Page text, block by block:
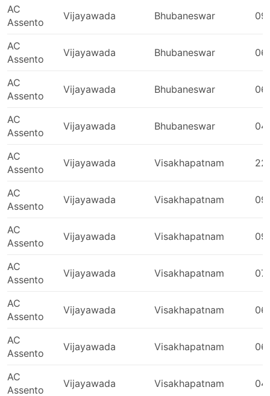
Udaipur
Nadaun
Ulhasnagar
Hosur
Noon Village
Mathura
Batala
Bellary
Ahmednagar
Amravati
Nashik
Tiruchirapalli
AC
Assento
Vijayawada Bhubaneswar
AC
Assento
Vijayawada Bhubaneswar
AC
Assento
Vijayawada Bhubaneswar
AC
Assento
Vijayawada Bhubaneswar
AC
Assento
Vijayawada Visakhapatnam
AC
Assento
Vijayawada Visakhapatnam
AC
Assento
Vijayawada Visakhapatnam
AC
Assento
Vijayawada Visakhapatnam
AC
Assento
Vijayawada Visakhapatnam
AC
Assento
Vijayawada Visakhapatnam
AC
Assento
Vijayawada Visakhapatnam